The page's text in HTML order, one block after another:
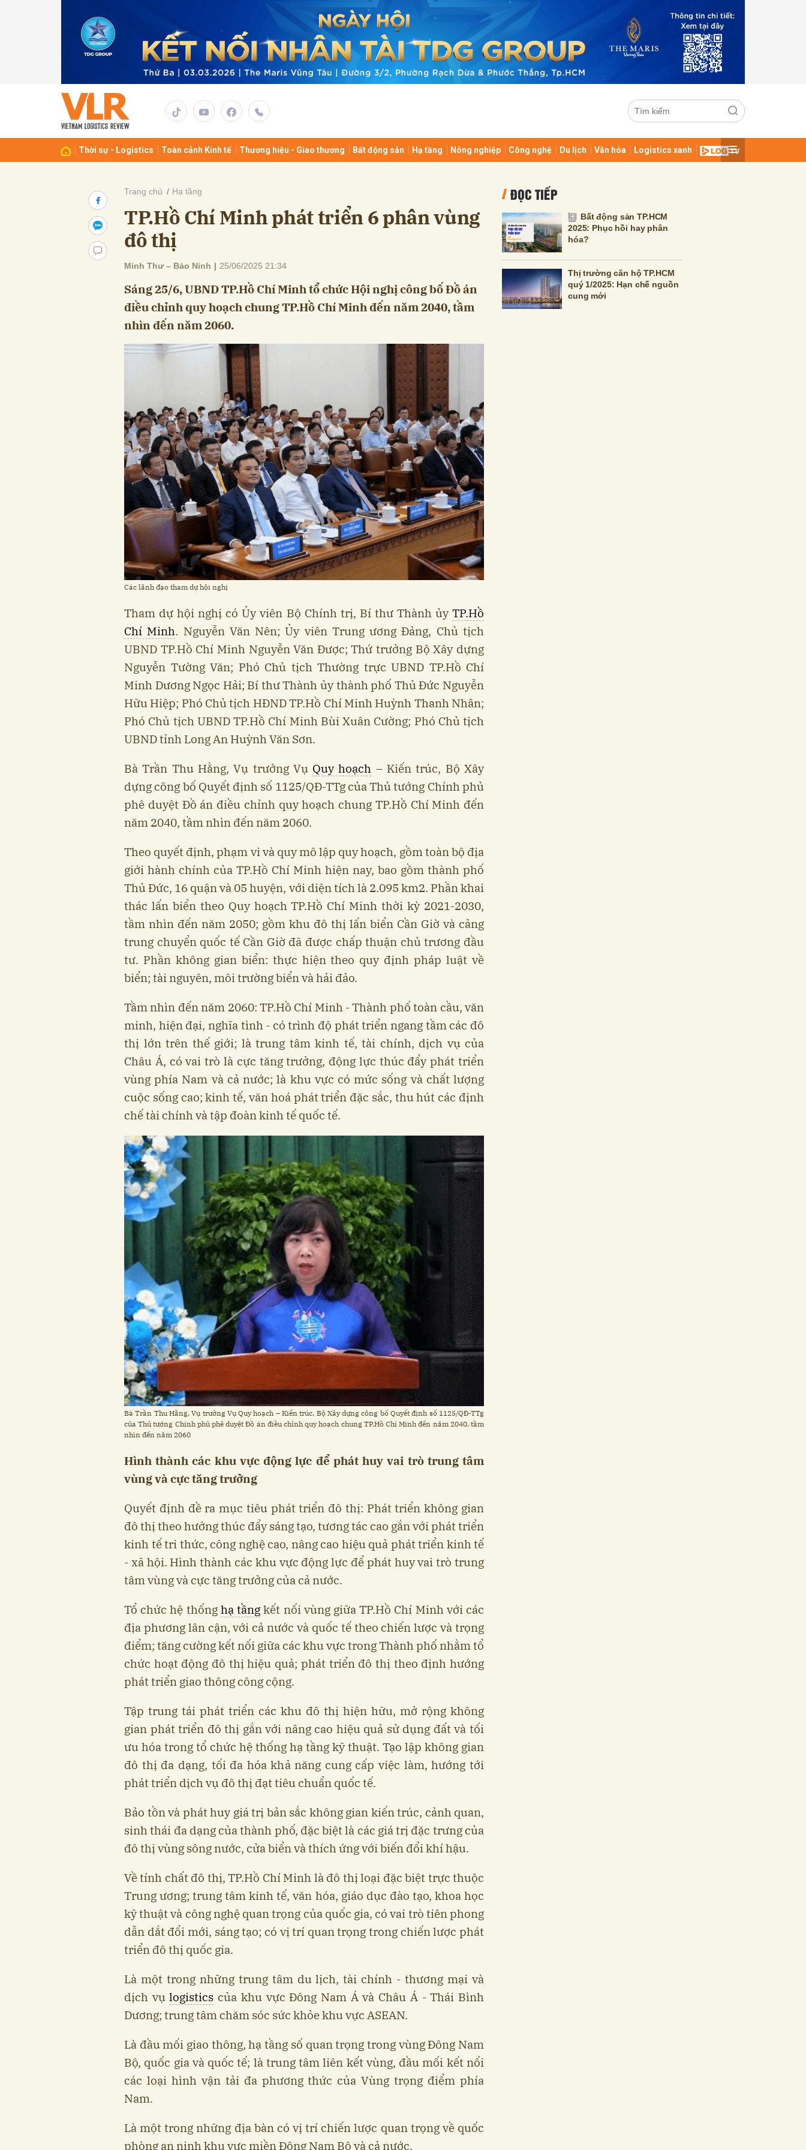
Thời sự - Logistics Toàn cảnh Kinh tế Thương hiệu - Giao thương Bất động sản Hạ tầng Nông nghiệp Công nghệ Du lịch Văn hóa Logistics xanh
Trang chủ Hạ tầng
TP.Hồ Chí Minh phát triển 6 phân vùng
đô thị
Minh Thư – Bảo Ninh | 25/06/2025 21:34
Sáng 25/6, UBND TP.Hồ Chí Minh tổ chức Hội nghị công bố Đồ án
điều chỉnh quy hoạch chung TP.Hồ Chí Minh đến năm 2040, tầm
nhìn đến năm 2060.
Các lãnh đạo tham dự hội nghị
Tham dự hội nghị có Ủy viên Bộ Chính trị, Bí thư Thành ủy TP.Hồ
Chí Minh. Nguyễn Văn Nên; Ủy viên Trung ương Đảng, Chủ tịch
UBND TP.Hồ Chí Minh Nguyễn Văn Được; Thứ trưởng Bộ Xây dựng
Nguyễn Tường Văn; Phó Chủ tịch Thường trực UBND TP.Hồ Chí
Minh Dương Ngọc Hải; Bí thư Thành ủy thành phố Thủ Đức Nguyễn
Hữu Hiệp; Phó Chủ tịch HĐND TP.Hồ Chí Minh Huỳnh Thanh Nhân;
Phó Chủ tịch UBND TP.Hồ Chí Minh Bùi Xuân Cường; Phó Chủ tịch
UBND tỉnh Long An Huỳnh Văn Sơn.
Bà Trần Thu Hằng, Vụ trưởng Vụ Quy hoạch – Kiến trúc, Bộ Xây
dựng công bố Quyết định số 1125/QĐ-TTg của Thủ tướng Chính phủ
phê duyệt Đồ án điều chỉnh quy hoạch chung TP.Hồ Chí Minh đến
năm 2040, tầm nhìn đến năm 2060.
Theo quyết định, phạm vi và quy mô lập quy hoạch, gồm toàn bộ địa
giới hành chính của TP.Hồ Chí Minh hiện nay, bao gồm thành phố
Thủ Đức, 16 quận và 05 huyện, với diện tích là 2.095 km2. Phần khai
thác lấn biển theo Quy hoạch TP.Hồ Chí Minh thời kỳ 2021-2030,
tầm nhìn đến năm 2050; gồm khu đô thị lấn biển Cần Giờ và cảng
trung chuyển quốc tế Cần Giờ đã được chấp thuận chủ trương đầu
tư. Phần không gian biển: thực hiện theo quy định pháp luật về
biển; tài nguyên, môi trường biển và hải đảo.
Tầm nhìn đến năm 2060: TP.Hồ Chí Minh - Thành phố toàn cầu, văn
minh, hiện đại, nghĩa tình - có trình độ phát triển ngang tầm các đô
thị lớn trên thế giới; là trung tâm kinh tế, tài chính, dịch vụ của
Châu Á, có vai trò là cực tăng trưởng, động lực thúc đẩy phát triển
vùng phía Nam và cả nước; là khu vực có mức sống và chất lượng
cuộc sống cao; kinh tế, văn hoá phát triển đặc sắc, thu hút các định
chế tài chính và tập đoàn kinh tế quốc tế.
Bà Trần Thu Hằng, Vụ trưởng Vụ Quy hoạch – Kiến trúc, Bộ Xây dựng công bố Quyết định số 1125/QĐ-TTg
của Thủ tướng Chính phủ phê duyệt Đồ án điều chỉnh quy hoạch chung TP.Hồ Chí Minh đến năm 2040, tầm
nhìn đến năm 2060
Hình thành các khu vực động lực để phát huy vai trò trung tâm
vùng và cực tăng trưởng
Quyết định đề ra mục tiêu phát triển đô thị: Phát triển không gian
đô thị theo hướng thúc đẩy sáng tạo, tương tác cao gắn với phát triển
kinh tế tri thức, công nghệ cao, nâng cao hiệu quả phát triển kinh tế
- xã hội. Hình thành các khu vực động lực để phát huy vai trò trung
tâm vùng và cực tăng trưởng của cả nước.
Tổ chức hệ thống hạ tầng kết nối vùng giữa TP.Hồ Chí Minh với các
địa phương lân cận, với cả nước và quốc tế theo chiến lược và trọng
điểm; tăng cường kết nối giữa các khu vực trong Thành phố nhằm tổ
chức hoạt động đô thị hiệu quả; phát triển đô thị theo định hướng
phát triển giao thông công cộng.
Tập trung tái phát triển các khu đô thị hiện hữu, mở rộng không
gian phát triển đô thị gắn với nâng cao hiệu quả sử dụng đất và tối
ưu hóa trong tổ chức hệ thống hạ tầng kỹ thuật. Tạo lập không gian
đô thị đa dạng, tối đa hóa khả năng cung cấp việc làm, hướng tới
phát triển dịch vụ đô thị đạt tiêu chuẩn quốc tế.
Bảo tồn và phát huy giá trị bản sắc không gian kiến trúc, cảnh quan,
sinh thái đa dạng của thành phố, đặc biệt là các giá trị đặc trưng của
đô thị vùng sông nước, cửa biển và thích ứng với biến đổi khí hậu.
Về tính chất đô thị, TP.Hồ Chí Minh là đô thị loại đặc biệt trực thuộc
Trung ương; trung tâm kinh tế, văn hóa, giáo dục đào tạo, khoa học
kỹ thuật và công nghệ quan trọng của quốc gia, có vai trò tiên phong
dẫn dắt đổi mới, sáng tạo; có vị trí quan trọng trong chiến lược phát
triển đô thị quốc gia.
Là một trong những trung tâm du lịch, tài chính - thương mại và
dịch vụlogistics của khu vực Đông Nam Á và Châu Á - Thái Bình
Dương; trung tâm chăm sóc sức khỏe khu vực ASEAN.
Là đầu mối giao thông, hạ tầng số quan trọng trong vùng Đông Nam
Bộ, quốc gia và quốc tế; là trung tâm liên kết vùng, đầu mối kết nối
các loại hình vận tải đa phương thức của Vùng trọng điểm phía
Nam.
Là một trong những địa bàn có vị trí chiến lược quan trọng về quốc
phòng an ninh khu vực miền Đông Nam Bộ và cả nước.
ĐỌC TIẾP
Bất động sản TP.HCM
2025: Phục hồi hay phân
hóa?
Thị trường căn hộ TP.HCM
quý 1/2025: Hạn chế nguồn
cung mới
Gửi bình luận